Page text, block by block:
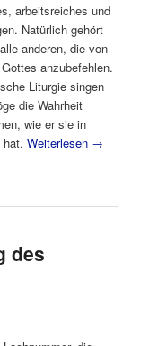
arbeitsreiches und
Natürlich gehört
anderen, die von
anzubefehlen.
Liturgie singen
die Wahrheit
wie er sie in
hat.Weiterlesen →
des